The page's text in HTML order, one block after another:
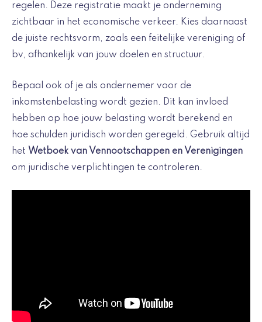
regelen. Deze registratie maakt je onderneming
zichtbaar in het economische verkeer. Kies daarnaast
de juiste rechtsvorm, zoals een feitelijke vereniging of
bv, afhankelijk van jouw doelen en structuur.
Bepaal ook of je als ondernemer voor de
inkomstenbelasting wordt gezien. Dit kan invloed
hebben op hoe jouw belasting wordt berekend en
hoe schulden juridisch worden geregeld. Gebruik altijd
het Wetboek van Vennootschappen en Verenigingen
om juridische verplichtingen te controleren.